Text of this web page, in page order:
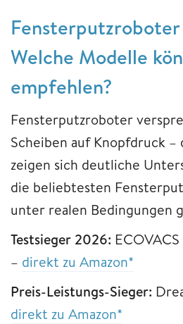
Welche Modelle
empfehlen?
Fensterputzroboter
Scheiben auf Knopfdruck –
zeigen sich deutliche
die beliebtesten
unter realen Bedingungen
Testsieger 2026:
– direkt zu Amazon*
Preis-Leistungs-Sieger:
direkt zu Amazon*